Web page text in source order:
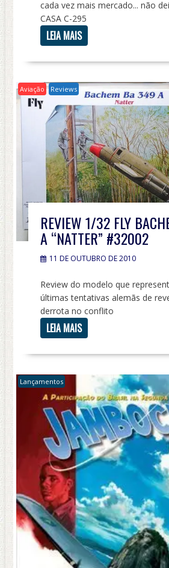
cada vez mais mercado... não
CASA C-295
LEIA MAIS
Aviação Reviews
REVIEW 1/32 FLY
A “NATTER” #32002
11 DE OUTUBRO DE 2010
Review do modelo que
últimas tentativas alemãs de
derrota no conflito
LEIA MAIS
Lançamentos